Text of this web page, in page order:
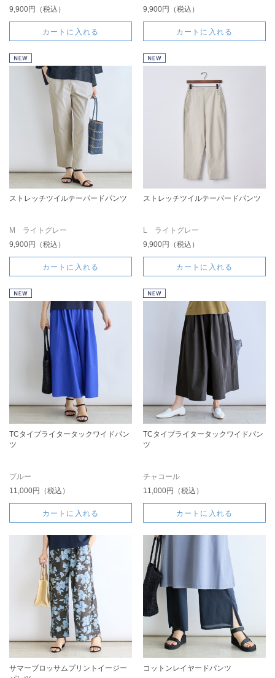
9,900円（税込）
カートに入れる
9,900円（税込）
カートに入れる
ストレッチツイルテーパードパンツ
M ライトグレー
9,900円（税込）
カートに入れる
ストレッチツイルテーパードパンツ
L ライトグレー
9,900円（税込）
カートに入れる
TCタイプライタータックワイドパン
ツ
ブルー
11,000円（税込）
カートに入れる
TCタイプライタータックワイドパン
ツ
チャコール
11,000円（税込）
カートに入れる
サマーブロッサムプリントイージー
コットンレイヤードパンツ